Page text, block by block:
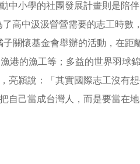
中小學的社團發展計畫則是陪
高中汲汲營營需要的志工時數
關懷基金會舉辦的活動，在距
港的漁工等；多益的世界羽球
亮潁說：「其實國際志工沒有
自己當成台灣人，而是要當在